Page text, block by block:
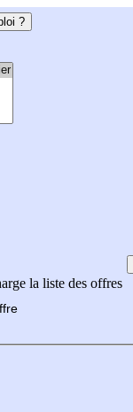
?
la liste des offres